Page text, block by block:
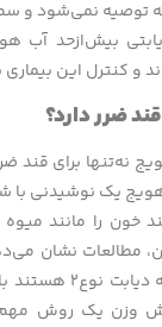
توصیه نمی‌شود و
بیش‌ازحد آب
و کنترل این
ضرر دارد؟
نه‌تنها برای قند
هویج یک نوشیدنی
را مانند میوه
مطالعات نشان
در افرادی که